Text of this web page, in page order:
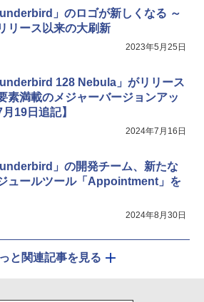
」のロゴが新しくなる ～
リース以来の大刷新
2023年5月25日
128 Nebula」がリリース
素満載のメジャーバージョンアッ
19日追記】
2024年7月16日
」の開発チーム、新たな
ュールツール「Appointment」を
2024年8月30日
と関連記事を見る